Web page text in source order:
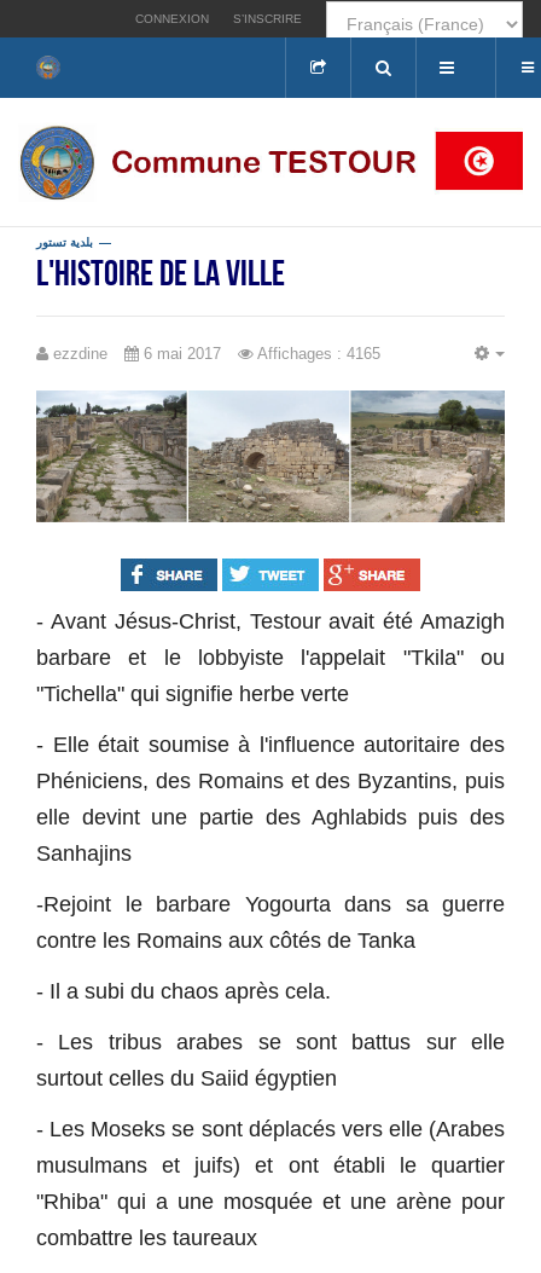
CONNEXION S’INSCRIRE
Rechercher
بلدية تستور
L'histoire de la ville
ezzdine 6 mai 2017 Affichages : 4165
- Avant Jésus-Christ, Testour avait été Amazigh
barbare et le lobbyiste l'appelait "Tkila" ou
"Tichella" qui signifie herbe verte
- Elle était soumise à l'influence autoritaire des
Phéniciens, des Romains et des Byzantins, puis
elle devint une partie des Aghlabids puis des
Sanhajins
-Rejoint le barbare Yogourta dans sa guerre
contre les Romains aux côtés de Tanka
- Il a subi du chaos après cela.
- Les tribus arabes se sont battus sur elle
surtout celles du Saiid égyptien
- Les Moseks se sont déplacés vers elle (Arabes
musulmans et juifs) et ont établi le quartier
"Rhiba" qui a une mosquée et une arène pour
combattre les taureaux